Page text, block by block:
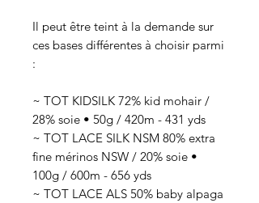
Il peut être teint à la demande sur
ces bases différentes à choisir parmi
:
~ TOT KIDSILK 72% kid mohair /
28% soie • 50g / 420m - 431 yds
~ TOT LACE SILK NSM 80% extra
fine mérinos NSW / 20% soie •
100g / 600m - 656 yds
~ TOT LACE ALS 50% baby alpaga